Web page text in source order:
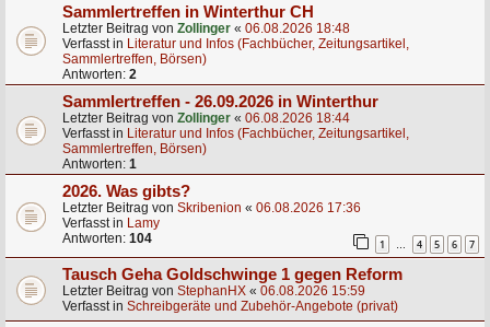
Sammlertreffen in Winterthur CH
Letzter Beitrag von Zollinger « 06.08.2026 18:48
Verfasst in Literatur und Infos (Fachbücher, Zeitungsartikel,
Sammlertreffen, Börsen)
Antworten: 2
Sammlertreffen - 26.09.2026 in Winterthur
Letzter Beitrag von Zollinger « 06.08.2026 18:44
Verfasst in Literatur und Infos (Fachbücher, Zeitungsartikel,
Sammlertreffen, Börsen)
Antworten: 1
2026. Was gibts?
Letzter Beitrag von Skribenion « 06.08.2026 17:36
Verfasst in Lamy
Antworten: 104 1 4 5 6 7
Tausch Geha Goldschwinge 1 gegen Reform
Letzter Beitrag von StephanHX « 06.08.2026 15:59
Verfasst in Schreibgeräte und Zubehör-Angebote (privat)